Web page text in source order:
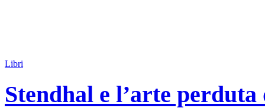
Libri
Stendhal e l’arte